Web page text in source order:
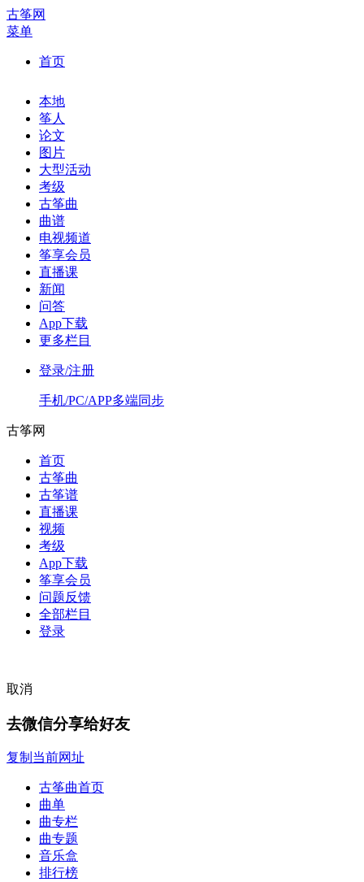
古筝网
菜单
首页
本地
筝人
论文
图片
大型活动
考级
古筝曲
曲谱
电视频道
筝享会员
直播课
新闻
问答
App下载
更多栏目
登录/注册
手机/PC/APP多端同步
古筝网
首页
古筝曲
古筝谱
直播课
视频
考级
App下载
筝享会员
问题反馈
全部栏目
登录
取消
去微信分享给好友
复制当前网址
古筝曲首页
曲单
曲专栏
曲专题
音乐盒
排行榜